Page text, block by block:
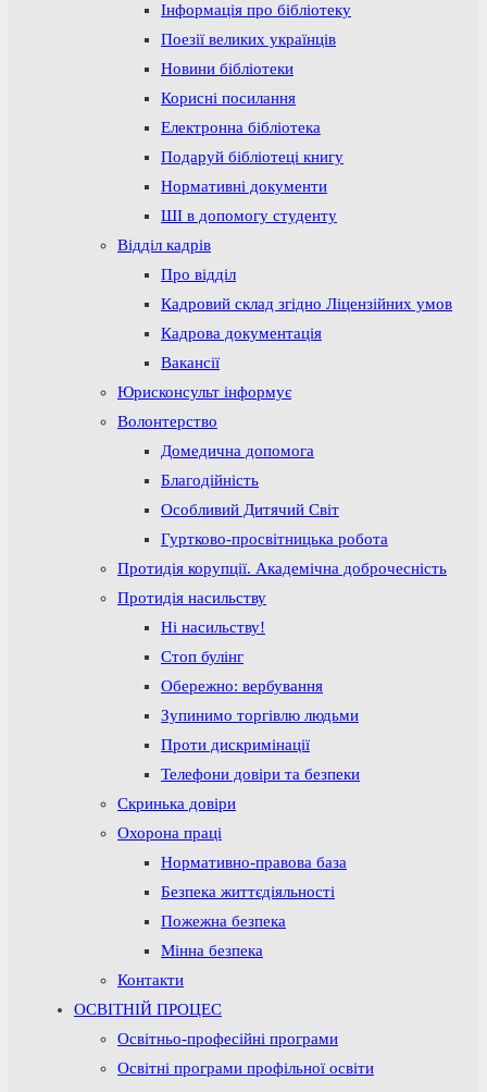
Інформація про бібліотеку
Поезії великих українців
Новини бібліотеки
Корисні посилання
Електронна бібліотека
Подаруй бібліотеці книгу
Нормативні документи
ШІ в допомогу студенту
Відділ кадрів
Про відділ
Кадровий склад згідно Ліцензійних умов
Кадрова документація
Вакансії
Юрисконсульт інформує
Волонтерство
Домедична допомога
Благодійність
Особливий Дитячий Світ
Гуртково-просвітницька робота
Протидія корупції. Академічна доброчесність
Протидія насильству
Ні насильству!
Стоп булінг
Обережно: вербування
Зупинимо торгівлю людьми
Проти дискримінації
Телефони довіри та безпеки
Скринька довіри
Охорона праці
Нормативно-правова база
Безпека життєдіяльності
Пожежна безпека
Мінна безпека
Контакти
ОСВІТНІЙ ПРОЦЕС
Освітньо-професійні програми
Освітні програми профільної освіти